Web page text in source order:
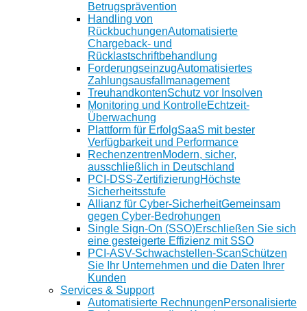
Betrugsprävention
Handling von
RückbuchungenAutomatisierte
Chargeback- und
Rücklastschriftbehandlung
ForderungseinzugAutomatisiertes
Zahlungsausfallmanagement
TreuhandkontenSchutz vor Insolven
Monitoring und KontrolleEchtzeit-
Überwachung
Plattform für ErfolgSaaS mit bester
Verfügbarkeit und Performance
RechenzentrenModern, sicher,
ausschließlich in Deutschland
PCI-DSS-ZertifizierungHöchste
Sicherheitsstufe
Allianz für Cyber-SicherheitGemeinsam
gegen Cyber-Bedrohungen
Single Sign-On (SSO)Erschließen Sie sich
eine gesteigerte Effizienz mit SSO
PCI-ASV-Schwachstellen-ScanSchützen
Sie Ihr Unternehmen und die Daten Ihrer
Kunden
Services & Support
Automatisierte RechnungenPersonalisierte